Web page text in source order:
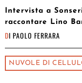
Intervista a
raccontare Lino
DI PAOLO FERRARA
NUVOLE DI